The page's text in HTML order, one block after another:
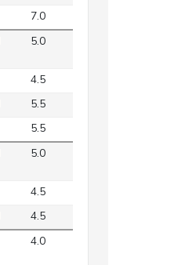
7.0
5.0
4.5
5.5
5.5
5.0
4.5
4.5
4.0